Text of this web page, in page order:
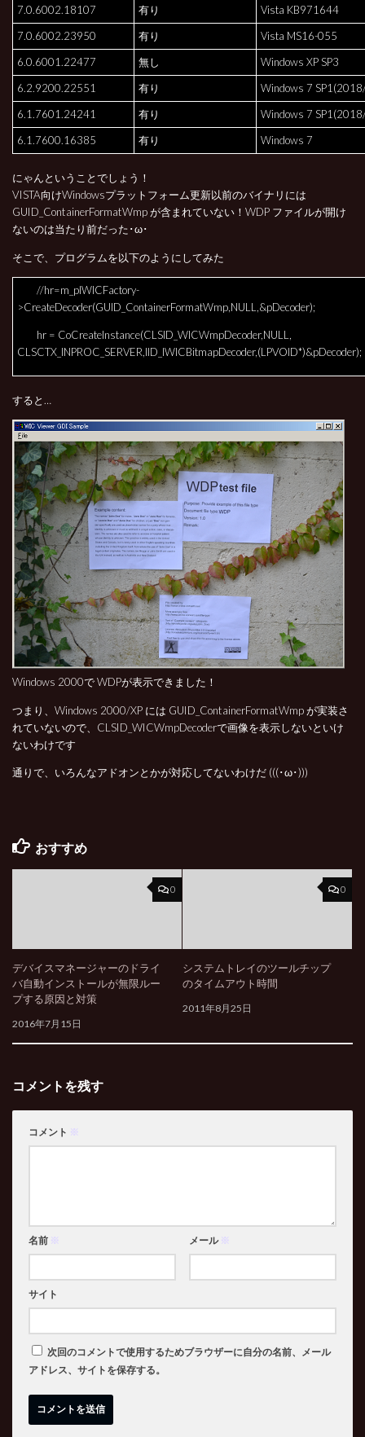
7.0.6002.18107
有り
Vista KB971644
7.0.6002.23950
有り
Vista MS16-055
6.0.6001.22477
無し
Windows XP SP3
6.2.9200.22551
有り
Windows 7
6.1.7601.24241
有り
Windows 7
6.1.7600.16385
有り Windows 7
にゃんということでしょう！
VISTA向けWindowsプラットフォーム更新以前のバイナリには
GUID_ContainerFormatWmp が含まれていない！WDP ファイルが開け
ないのは当たり前だった･ω･
そこで、プログラムを以下のようにしてみた
//hr=m_pIWICFactory-
>CreateDecoder(GUID_ContainerFormatWmp,NULL,&pDecoder);
hr = CoCreateInstance(CLSID_WICWmpDecoder,NULL,
CLSCTX_INPROC_SERVER,IID_IWICBitmapDecoder,(LPVOID*)&pDecoder);
すると…
Windows 2000で WDPが表示できました！
つまり、Windows 2000/XP には GUID_ContainerFormatWmp が実装さ
れていないので、CLSID_WICWmpDecoderで画像を表示しないといけ
ないわけです
通りで、いろんなアドオンとかが対応してないわけだ (((･ω･)))
おすすめ
0
デバイスマネージャーのドライ
バ自動インストールが無限ルー
プする原因と対策
2016年7月15日
0
システムトレイのツールチップ
のタイムアウト時間
2011年8月25日
コメントを残す
コメント ※
名前 ※ メール ※
サイト
次回のコメントで使用するためブラウザーに自分の名前、メール
アドレス、サイトを保存する。